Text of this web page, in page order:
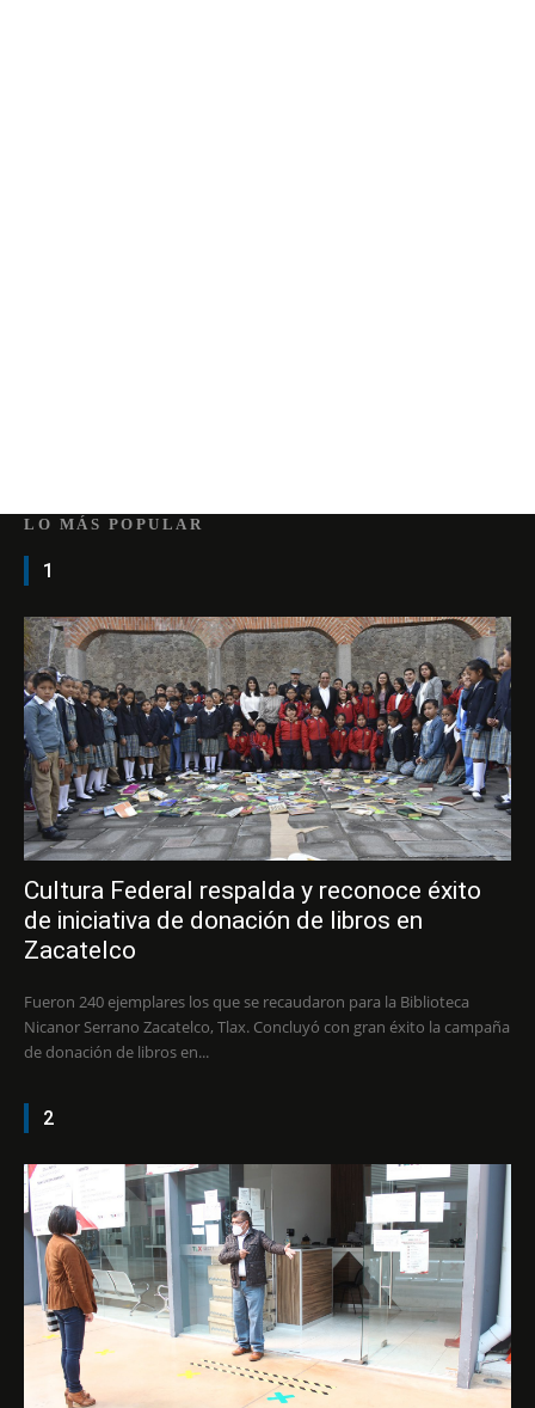
LO MÁS POPULAR
1
Cultura Federal respalda y reconoce éxito
de iniciativa de donación de libros en
Zacatelco
Fueron 240 ejemplares los que se recaudaron para la Biblioteca
Nicanor Serrano Zacatelco, Tlax. Concluyó con gran éxito la campaña
de donación de libros en...
2